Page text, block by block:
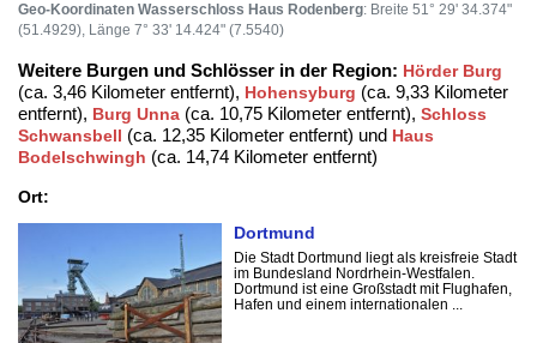
Geo-Koordinaten Wasserschloss Haus Rodenberg: Breite 51° 29' 34.374"
(51.4929), Länge 7° 33' 14.424" (7.5540)
Weitere Burgen und Schlösser in der Region: Hörder Burg
(ca. 3,46 Kilometer entfernt), Hohensyburg (ca. 9,33 Kilometer
entfernt), Burg Unna (ca. 10,75 Kilometer entfernt), Schloss
Schwansbell (ca. 12,35 Kilometer entfernt) und Haus
Bodelschwingh (ca. 14,74 Kilometer entfernt)
Ort:
Dortmund
Die Stadt Dortmund liegt als kreisfreie Stadt
im Bundesland Nordrhein-Westfalen.
Dortmund ist eine Großstadt mit Flughafen,
Hafen und einem internationalen ...